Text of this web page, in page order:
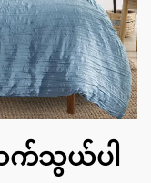
သွယ်ပါ